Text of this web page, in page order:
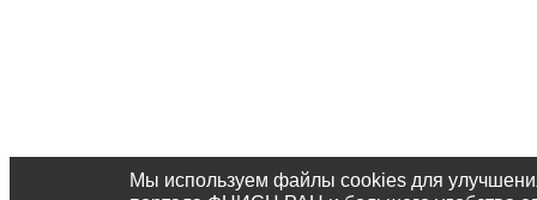
Мы используем файлы cookies для